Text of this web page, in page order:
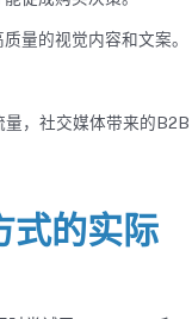
量的视觉内容和文案。
量，社交媒体带来的B2B
式的实际